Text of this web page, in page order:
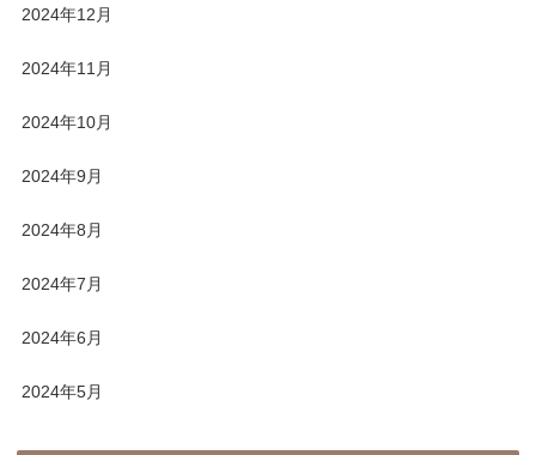
2024年12月
2024年11月
2024年10月
2024年9月
2024年8月
2024年7月
2024年6月
2024年5月